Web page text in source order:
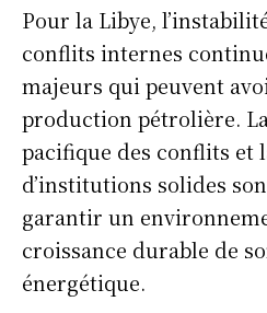
Pour la Libye,
conflits internes
majeurs qui peuvent
production pétrolière.
pacifique des conflits et
d’institutions solides
garantir un
croissance durable de
énergétique.